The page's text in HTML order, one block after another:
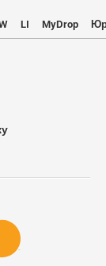
LI MyDrop